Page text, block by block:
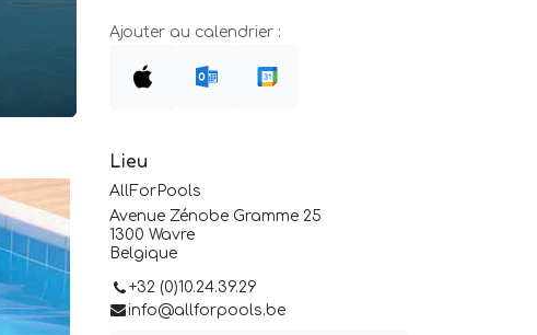
Ajouter au calendrier :
Lieu
AllForPools
Avenue Zénobe Gramme 25
1300 Wavre
Belgique
+32 (0)10.24.39.29
info@allforpools.be